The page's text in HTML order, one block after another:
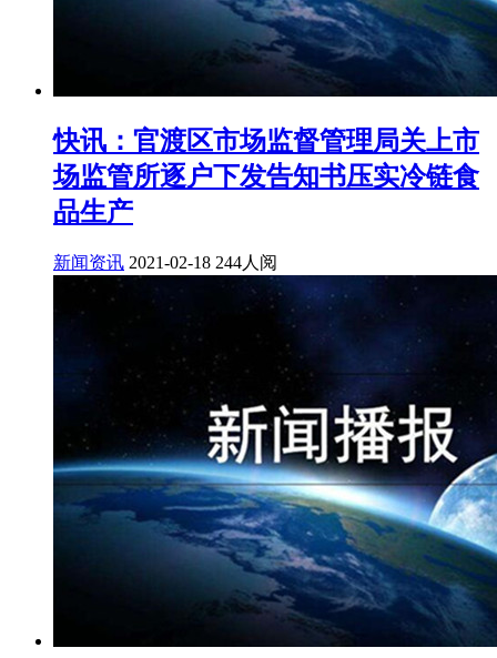
快讯：官渡区市场监督管理局关上市
场监管所逐户下发告知书压实冷链食
品生产
新闻资讯 2021-02-18 244人阅